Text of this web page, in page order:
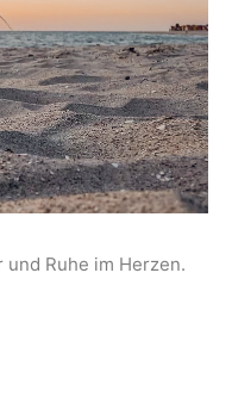
Ruhe im Herzen.